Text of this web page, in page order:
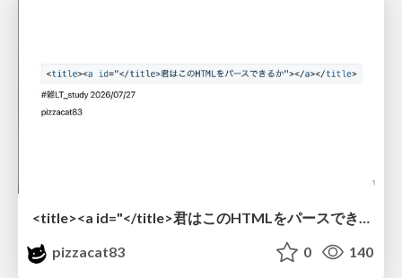
<title><a id="</title>君はこのHTMLをパースできるか"></a></title> #雑LT_study
pizzacat83
0 140